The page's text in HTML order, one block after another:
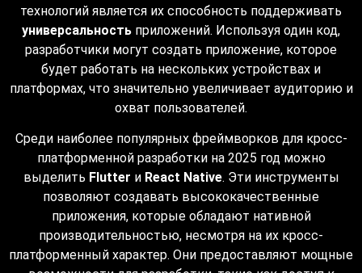
технологий является их способность поддерживать
универсальность приложений. Используя один код,
разработчики могут создать приложение, которое
будет работать на нескольких устройствах и
платформах, что значительно увеличивает аудиторию и
охват пользователей.
Среди наиболее популярных фреймворков для кросс-
платформенной разработки на 2025 год можно
выделить Flutter и React Native. Эти инструменты
позволяют создавать высококачественные
приложения, которые обладают нативной
производительностью, несмотря на их кросс-
платформенный характер. Они предоставляют мощные